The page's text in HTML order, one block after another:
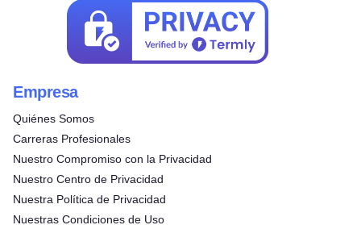
Empresa
Quiénes Somos
Carreras Profesionales
Nuestro Compromiso con la Privacidad
Nuestro Centro de Privacidad
Nuestra Política de Privacidad
Nuestras Condiciones de Uso